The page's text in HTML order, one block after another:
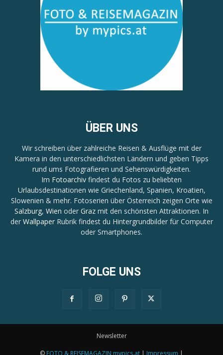
ÜBER UNS
Wir schreiben über zahlreiche Reisen & Ausflüge mit der
Kamera in den unterschiedlichsten Ländern und geben Tipps
rund ums Fotografieren und Sehenswürdigkeiten.
Im Fotoarchiv findest du Fotos zu beliebten
Urlaubsdestinationen wie Griechenland, Spanien, Kroatien,
Slowenien & mehr. Fotoserien über Österreich zeigen Orte wie
Salzburg, Wien oder Graz mit den schönsten Attraktionen. In
der WallpaperRubrik findest du Hintergrundbilder für Computer
oder Smartphones.
FOLGE UNS
Newsletter
© FOTO & REISEMAGAZIN mypics.at | Impressum |